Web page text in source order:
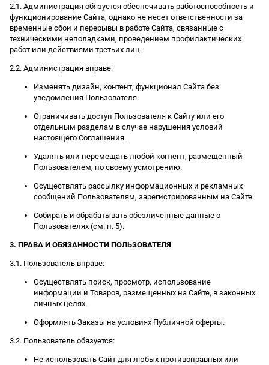
2.1. Администрация обязуется обеспечивать работоспособность и
функционирование Сайта, однако не несет ответственности за
временные сбои и перерывы в работе Сайта, связанные с
техническими неполадками, проведением профилактических
работ или действиями третьих лиц.
2.2. Администрация вправе:
Изменять дизайн, контент, функционал Сайта без
уведомления Пользователя.
Ограничивать доступ Пользователя к Сайту или его
отдельным разделам в случае нарушения условий
настоящего Соглашения.
Удалять или перемещать любой контент, размещенный
Пользователем, по своему усмотрению.
Осуществлять рассылку информационных и рекламных
сообщений Пользователям, зарегистрированным на Сайте.
Собирать и обрабатывать обезличенные данные о
Пользователях (см. п. 5).
3. ПРАВА И ОБЯЗАННОСТИ ПОЛЬЗОВАТЕЛЯ
3.1. Пользователь вправе:
Осуществлять поиск, просмотр, использование
информации и Товаров, размещенных на Сайте, в законных
личных целях.
Оформлять Заказы на условиях Публичной оферты.
3.2. Пользователь обязуется:
Не использовать Сайт для любых противоправных или